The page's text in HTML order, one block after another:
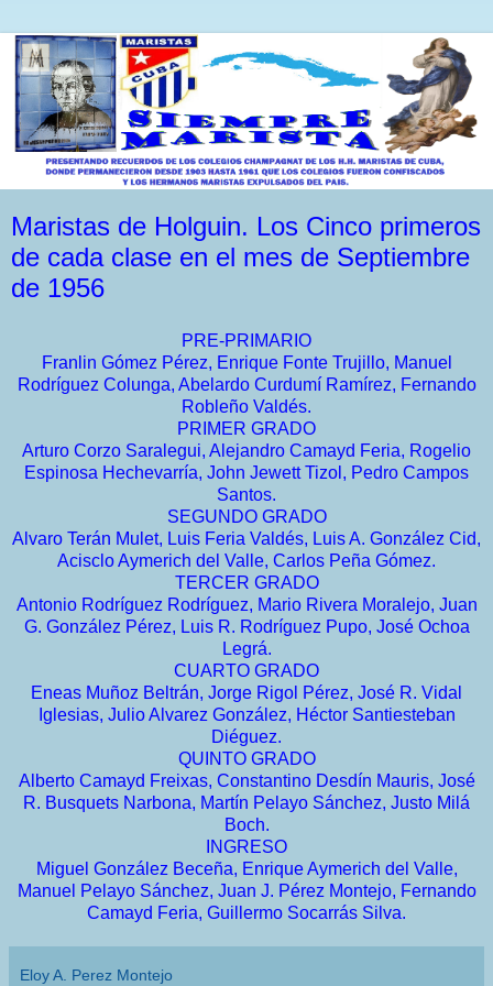
Maristas de Holguin. Los Cinco primeros
de cada clase en el mes de Septiembre
de 1956
PRE-PRIMARIO
Franlin Gómez Pérez, Enrique Fonte Trujillo, Manuel
Rodríguez Colunga, Abelardo Curdumí Ramírez, Fernando
Robleño Valdés.
PRIMER GRADO
Arturo Corzo Saralegui, Alejandro Camayd Feria, Rogelio
Espinosa Hechevarría, John Jewett Tizol, Pedro Campos
Santos.
SEGUNDO GRADO
Alvaro Terán Mulet, Luis Feria Valdés, Luis A. González Cid,
Acisclo Aymerich del Valle, Carlos Peña Gómez.
TERCER GRADO
Antonio Rodríguez Rodríguez, Mario Rivera Moralejo, Juan
G. González Pérez, Luis R. Rodríguez Pupo, José Ochoa
Legrá.
CUARTO GRADO
Eneas Muñoz Beltrán, Jorge Rigol Pérez, José R. Vidal
Iglesias, Julio Alvarez González, Héctor Santiesteban
Diéguez.
QUINTO GRADO
Alberto Camayd Freixas, Constantino Desdín Mauris, José
R. Busquets Narbona, Martín Pelayo Sánchez, Justo Milá
Boch.
INGRESO
Miguel González Beceña, Enrique Aymerich del Valle,
Manuel Pelayo Sánchez, Juan J. Pérez Montejo, Fernando
Camayd Feria, Guillermo Socarrás Silva.
Eloy A. Perez Montejo